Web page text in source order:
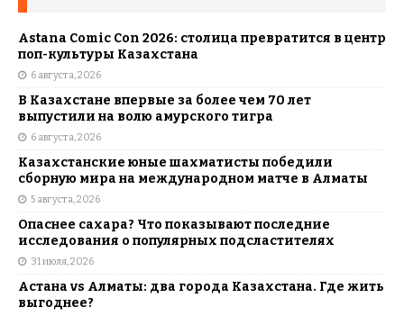
Astana Comic Con 2026: столица превратится в центр
поп-культуры Казахстана
6 августа, 2026
В Казахстане впервые за более чем 70 лет
выпустили на волю амурского тигра
6 августа, 2026
Казахстанские юные шахматисты победили
сборную мира на международном матче в Алматы
5 августа, 2026
Опаснее сахара? Что показывают последние
исследования о популярных подсластителях
31 июля, 2026
Астана vs Алматы: два города Казахстана. Где жить
выгоднее?